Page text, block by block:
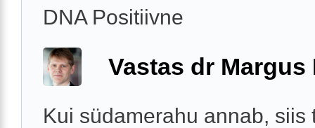
DNA Positiivne
Vastas dr Margus
Kui südamerahu annab, siis